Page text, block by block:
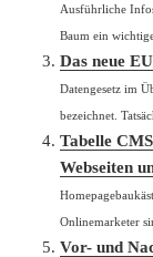
Ausführliche
Baum ein
Das neue
Datengesetz im
bezeichnet.
Tabelle
Webseiten
Onlinemarketer
Vor- und